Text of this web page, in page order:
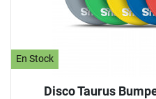
En Stock
Disco Taurus